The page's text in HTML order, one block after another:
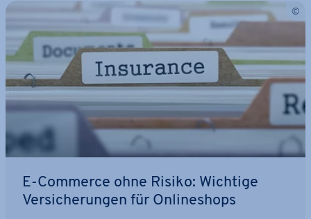
E-Commerce ohne Risiko: Wichtige
Ver­si­che­run­gen für On­line­shops